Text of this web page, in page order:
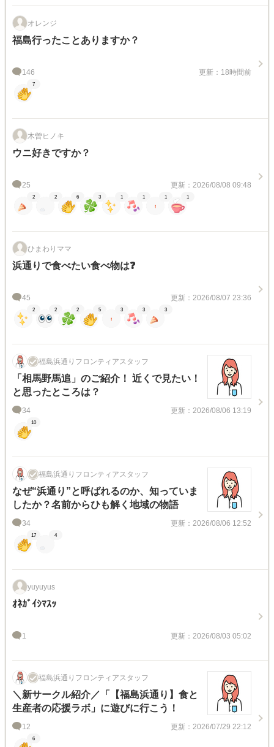
オレンジ
福島行ったことありますか？
146 更新：18時間前
7
木曽ヒノキ
ウニ好きですか？
25 更新：2026/08/08 09:48
2 2 6 3 1 1 1 1
ひまわりママ
浜通りで食べたい食べ物は❓
45 更新：2026/08/07 23:36
2 2 2 5 3 3 3
福島浜通りフロンティアスタッフ
「相馬野馬追」のご紹介！ 近くで見たい！
と思ったところは？
34 更新：2026/08/06 13:19
10
福島浜通りフロンティアスタッフ
なぜ“浜通り”と呼ばれるのか、知っていま
したか？名前からひも解く地域の物語
34 更新：2026/08/06 12:52
17 4
yuyuyus
ｵﾈｶﾞｲｼﾏｽｯ
1 更新：2026/08/03 05:02
福島浜通りフロンティアスタッフ
＼新サークル紹介／「【福島浜通り】食と
生産者の応援ラボ」に遊びに行こう！
12 更新：2026/07/29 22:12
6